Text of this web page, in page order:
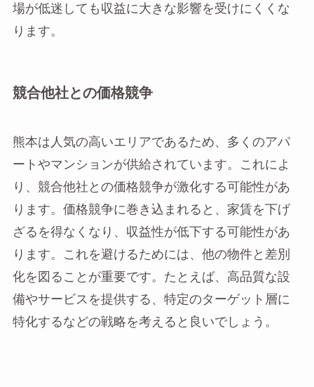
場が低迷しても収益に大きな影響を受けにくくな
ります。
競合他社との価格競争
熊本は人気の高いエリアであるため、多くのアパ
ートやマンションが供給されています。これによ
り、競合他社との価格競争が激化する可能性があ
ります。価格競争に巻き込まれると、家賃を下げ
ざるを得なくなり、収益性が低下する可能性があ
ります。これを避けるためには、他の物件と差別
化を図ることが重要です。たとえば、高品質な設
備やサービスを提供する、特定のターゲット層に
特化するなどの戦略を考えると良いでしょう。